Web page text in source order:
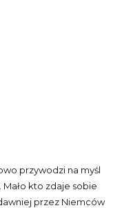
przywodzi na myśl
Mało kto zdaje sobie
przez Niemców